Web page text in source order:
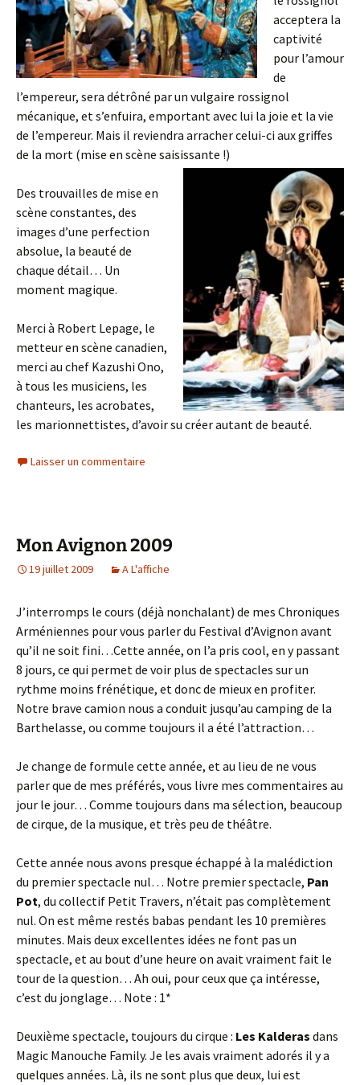
acceptera la
captivité
pour l’amour
de
l’empereur, sera détrôné par un vulgaire rossignol
mécanique, et s’enfuira, emportant avec lui la joie et la vie
de l’empereur. Mais il reviendra arracher celui-ci aux griffes
de la mort (mise en scène saisissante !)
Des trouvailles de mise en
scène constantes, des
images d’une perfection
absolue, la beauté de
chaque détail… Un
moment magique.
Merci à Robert Lepage, le
metteur en scène canadien,
merci au chef Kazushi Ono,
à tous les musiciens, les
chanteurs, les acrobates,
les marionnettistes, d’avoir su créer autant de beauté.
Laisser un commentaire
Mon Avignon 2009
19 juillet 2009 A L'affiche
J’interromps le cours (déjà nonchalant) de mes Chroniques
Arméniennes pour vous parler du Festival d’Avignon avant
qu’il ne soit fini…Cette année, on l’a pris cool, en y passant
8 jours, ce qui permet de voir plus de spectacles sur un
rythme moins frénétique, et donc de mieux en profiter.
Notre brave camion nous a conduit jusqu’au camping de la
Barthelasse, ou comme toujours il a été l’attraction…
Je change de formule cette année, et au lieu de ne vous
parler que de mes préférés, vous livre mes commentaires au
jour le jour… Comme toujours dans ma sélection, beaucoup
de cirque, de la musique, et très peu de théâtre.
Cette année nous avons presque échappé à la malédiction
du premier spectacle nul… Notre premier spectacle, Pan
Pot, du collectif Petit Travers, n’était pas complètement
nul. On est même restés babas pendant les 10 premières
minutes. Mais deux excellentes idées ne font pas un
spectacle, et au bout d’une heure on avait vraiment fait le
tour de la question… Ah oui, pour ceux que ça intéresse,
c’est du jonglage… Note : 1*
Deuxième spectacle, toujours du cirque : Les Kalderas dans
Magic Manouche Family. Je les avais vraiment adorés il y a
quelques années. Là, ils ne sont plus que deux, lui est